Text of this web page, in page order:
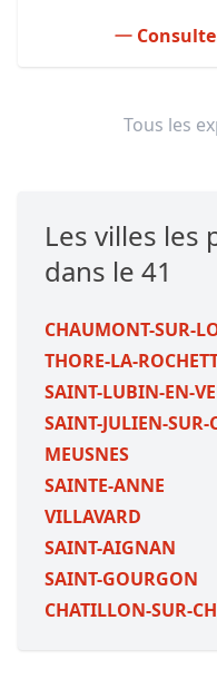
Tous les
Les villes les
dans le 41
CHAUMONT-SUR-
THORE-LA-
SAINT-LUBIN-EN-
SAINT-JULIEN-SUR-
MEUSNES
SAINTE-ANNE
VILLAVARD
SAINT-AIGNAN
SAINT-GOURGON
CHATILLON-SUR-